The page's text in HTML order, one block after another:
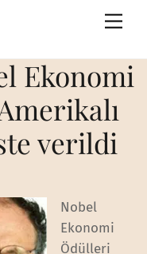
Ekonomi
verildi
Nobel
Ekonomi
Ödülleri